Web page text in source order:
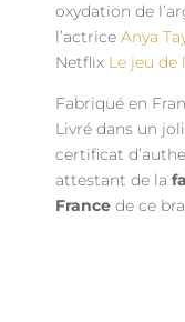
oxydation de
l’actrice Anya
Netflix Le jeu de
Fabriqué en
Livré dans un
certificat
attestant de la
Francede ce